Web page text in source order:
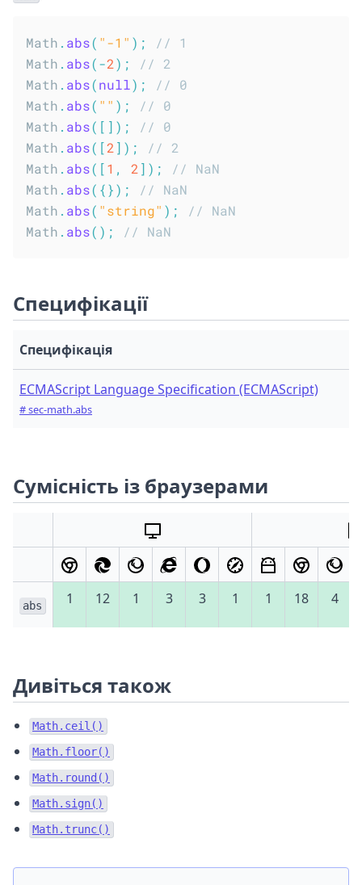
Math . abs( "-1" ) ;
// 1
Math . abs(-2) ;
// 2
Math . abs(null) ;
// 0
Math . abs( "" ) ;
// 0
Math . abs( [ ] ) ;
// 0
Math . abs( [2 ] ) ;
// 2
Math . abs( [1 , 2 ] ) ;
// NaN
Math . abs( {}) ;
// NaN
Math . abs( "string" ) ;
// NaN
Math . abs( ) ; // NaN
Специфікації
Специфікація
ECMAScript Language Specification (ECMAScript)
# sec-math.abs
Сумісність із браузерами
abs 1 12 1 3 3 1 1 18 4
Дивіться також
Math.ceil()
Math.floor()
Math.round()
Math.sign()
Math.trunc()